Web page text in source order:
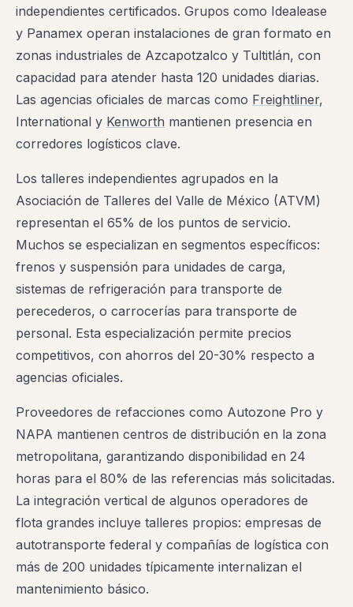
independientes certificados. Grupos como Idealease
y Panamex operan instalaciones de gran formato en
zonas industriales de Azcapotzalco y Tultitlán, con
capacidad para atender hasta 120 unidades diarias.
Las agencias oficiales de marcas como Freightliner,
International y Kenworth mantienen presencia en
corredores logísticos clave.
Los talleres independientes agrupados en la
Asociación de Talleres del Valle de México (ATVM)
representan el 65% de los puntos de servicio.
Muchos se especializan en segmentos específicos:
frenos y suspensión para unidades de carga,
sistemas de refrigeración para transporte de
perecederos, o carrocerías para transporte de
personal. Esta especialización permite precios
competitivos, con ahorros del 20-30% respecto a
agencias oficiales.
Proveedores de refacciones como Autozone Pro y
NAPA mantienen centros de distribución en la zona
metropolitana, garantizando disponibilidad en 24
horas para el 80% de las referencias más solicitadas.
La integración vertical de algunos operadores de
flota grandes incluye talleres propios: empresas de
autotransporte federal y compañías de logística con
más de 200 unidades típicamente internalizan el
mantenimiento básico.